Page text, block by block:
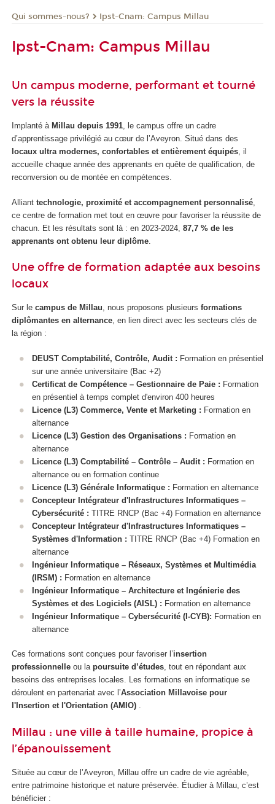
Qui sommes-nous? Ipst-Cnam: Campus Millau
Ipst-Cnam: Campus Millau
Un campus moderne, performant et tourné
vers la réussite
Implanté à Millau depuis 1991, le campus offre un cadre
d’apprentissage privilégié au cœur de l’Aveyron. Situé dans des
locaux ultra modernes, confortables et entièrement équipés, il
accueille chaque année des apprenants en quête de qualification, de
reconversion ou de montée en compétences.
Alliant technologie, proximité et accompagnement personnalisé
ce centre de formation met tout en œuvre pour favoriser la réussite de
chacun. Et les résultats sont là : en 2023-2024, 87,7 % de les
apprenants ont obtenu leur diplôme
Une offre de formation adaptée aux besoins
locaux
Sur le campus de Millau, nous proposons plusieurs formations
diplômantes en alternance, en lien direct avec les secteurs clés de
la région :
DEUST Comptabilité, Contrôle, Audit : Formation en présentiel
sur une année universitaire (Bac +2)
Certificat de Compétence– Gestionnaire de Paie : Formation
en présentiel à temps complet d'environ 400 heures
Licence (L3) Commerce, Vente et Marketing : Formation en
alternance
Licence (L3) Gestion des Organisations : Formation en
alternance
Licence (L3) Comptabilité – Contrôle – Audit : Formation en
alternanceou en formation continue
Licence (L3) Générale Informatique : Formation en alternance
Concepteur Intégrateur d'Infrastructures Informatiques –
Cybersécurité : TITRE RNCP (Bac +4) Formation en alternance
Concepteur Intégrateur d'Infrastructures Informatiques –
Systèmes d'Information : TITRE RNCP (Bac +4) Formation en
alternance
Ingénieur Informatique – Réseaux, Systèmes et Multimédia
(IRSM) : Formation en alternance
Ingénieur Informatique – Architecture et Ingénierie des
Systèmes et des Logiciels (AISL) : Formation en alternance
Ingénieur Informatique – Cybersécurité (I-CYB): Formation en
alternance
Ces formations sont conçues pour favoriser l’insertion
professionnelle ou la poursuite d’études, tout en répondant aux
besoins des entreprises locales. Les formations en informatique se
déroulent en partenariat avec l’Association Millavoise pour
l'Insertion et l'Orientation (AMIO) .
Millau : une ville à taille humaine, propice à
l’épanouissement
Située au cœur de l’Aveyron, Millau offre un cadre de vie agréable,
entre patrimoine historique et nature préservée. Étudier à Millau, c’est
bénéficier :